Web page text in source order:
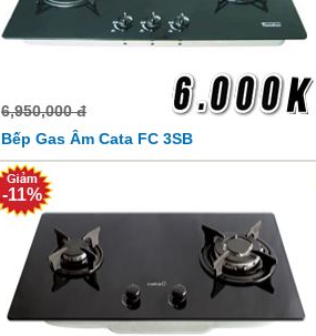
6,950,000 đ
Bếp Gas Âm Cata FC 3SB
-11%